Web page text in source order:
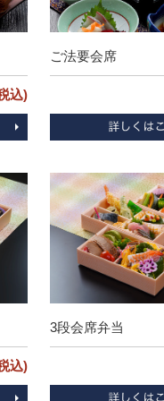
込)
ご法要会席
込)
3段会席弁当